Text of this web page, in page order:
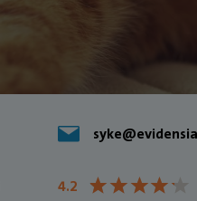
4.2 ★★★★★
★★★★★